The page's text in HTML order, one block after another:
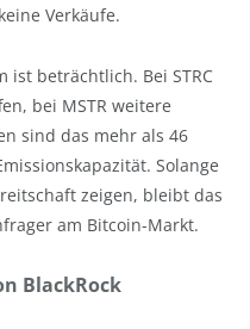
Verkäufe.
ist beträchtlich. Bei STRC
bei MSTR weitere
sind das mehr als 46
Solange
zeigen, bleibt das
am Bitcoin-Markt.
BlackRock